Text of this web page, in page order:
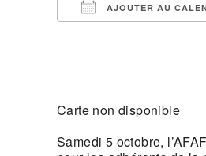
AJOUTER AU
Carte non disponible
Samedi 5 octobre,